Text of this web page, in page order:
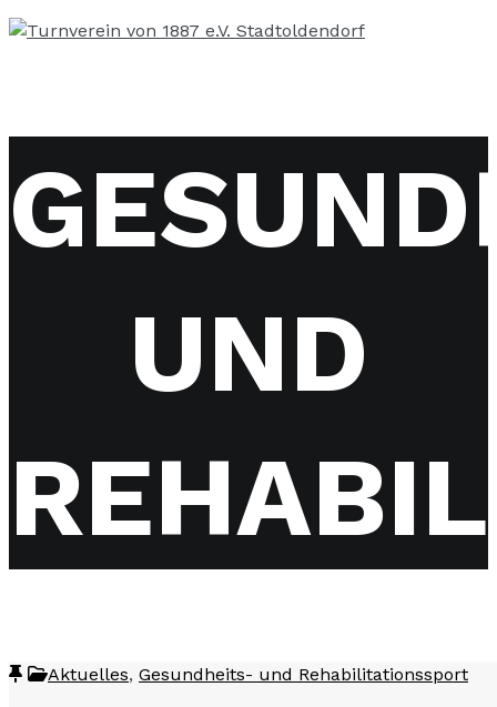
UND
Aktuelles, Gesundheits- und Rehabilitationssport